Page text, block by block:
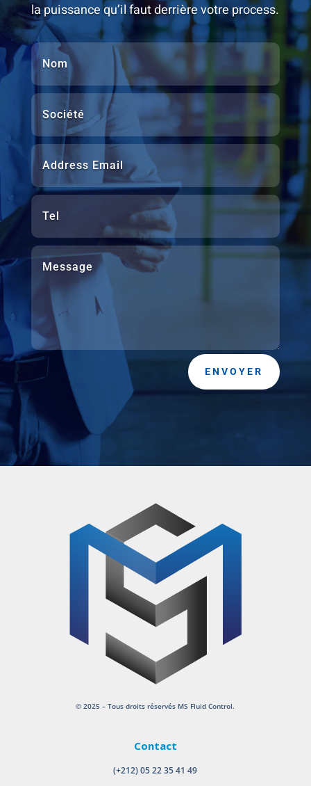
la puissance qu’il faut derrière votre process.
ENVOYER
© 2025 – Tous droits réservés MS Fluid Control.
Contact
(+212) 05 22 35 41 49